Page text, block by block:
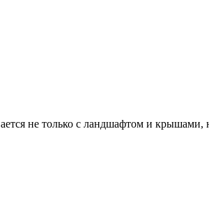
не только с ландшафтом и